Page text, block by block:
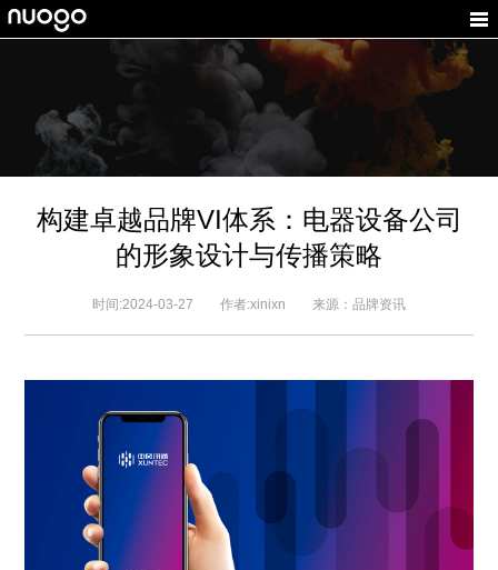
构建卓越品牌VI体系：电器设备公司
的形象设计与传播策略
时间:2024-03-27 作者:xinixn 来源：品牌资讯